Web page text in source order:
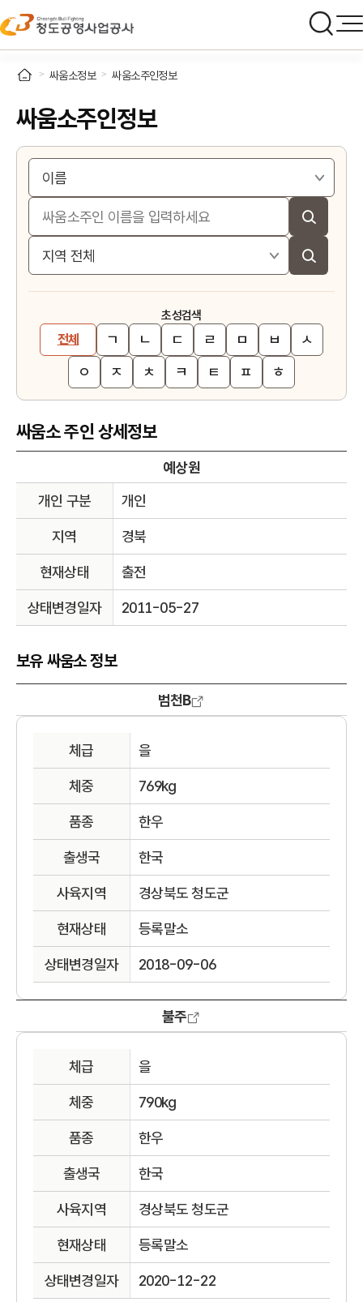
싸움소정보 싸움소주인정보
싸움소주인정보
초성검색
전체 ㄱ ㄴ ㄷ ㄹ ㅁ ㅂ
ㅅ
ㅇ
ㅈ ㅊ ㅋ ㅌ ㅍ ㅎ
싸움소 주인 상세정보
예상원
개인 구분
개인
지역 경북
현재상태 출전
상태변경일자 2011-05-27
보유 싸움소 정보
범천B
체급 을
체중 769kg
품종 한우
출생국 한국
사육지역 경상북도 청도군
현재상태 등록말소
상태변경일자 2018-09-06
불주
체급 을
체중 790kg
품종 한우
출생국 한국
사육지역 경상북도 청도군
현재상태 등록말소
상태변경일자 2020-12-22